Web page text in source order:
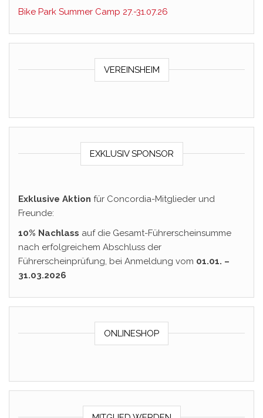
Bike Park Summer Camp 27.-31.07.26
VEREINSHEIM
EXKLUSIV SPONSOR
Exklusive Aktion für Concordia-Mitglieder und
Freunde:
10% Nachlass auf die Gesamt-Führerscheinsumme
nach erfolgreichem Abschluss der
Führerscheinprüfung, bei Anmeldung vom 01.01. –
31.03.2026
ONLINESHOP